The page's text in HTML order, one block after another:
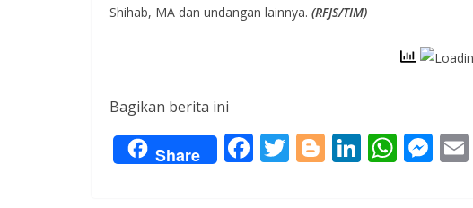
Shihab, MA dan undangan lainnya. (RFJS/TIM)
Bagikan berita ini
Share F T Bl Li W M